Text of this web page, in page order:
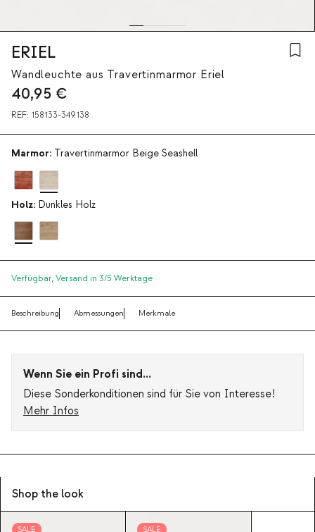
ERIEL
Wandleuchte aus Travertinmarmor Eriel
40,95 €
REF: 158133-349138
Marmor: Travertinmarmor Beige Seashell
Holz: Dunkles Holz
Verfügbar, Versand in 3/5 Werktage
Beschreibung Abmessungen Merkmale
Wenn Sie ein Profi sind...
Diese Sonderkonditionen sind für Sie von Interesse!
Mehr Infos
Shop the look
SALE SALE